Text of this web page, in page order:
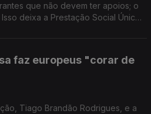
que não devem ter apoios; o
deixa a Prestação Social Única
faz europeus "corar de
Tiago Brandão Rodrigues, e a